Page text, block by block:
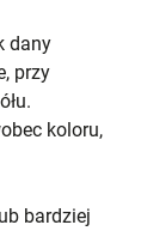
dany
przy
koloru,
bardziej